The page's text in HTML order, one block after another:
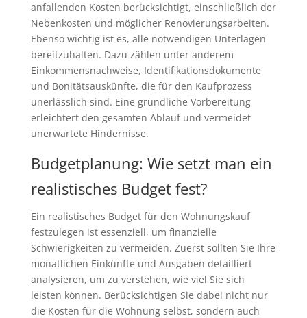
anfallenden Kosten berücksichtigt, einschließlich der
Nebenkosten und möglicher Renovierungsarbeiten.
Ebenso wichtig ist es, alle notwendigen Unterlagen
bereitzuhalten. Dazu zählen unter anderem
Einkommensnachweise, Identifikationsdokumente
und Bonitätsauskünfte, die für den Kaufprozess
unerlässlich sind. Eine gründliche Vorbereitung
erleichtert den gesamten Ablauf und vermeidet
unerwartete Hindernisse.
Budgetplanung: Wie setzt man ein
realistisches Budget fest?
Ein realistisches Budget für den Wohnungskauf
festzulegen ist essenziell, um finanzielle
Schwierigkeiten zu vermeiden. Zuerst sollten Sie Ihre
monatlichen Einkünfte und Ausgaben detailliert
analysieren, um zu verstehen, wie viel Sie sich
leisten können. Berücksichtigen Sie dabei nicht nur
die Kosten für die Wohnung selbst, sondern auch